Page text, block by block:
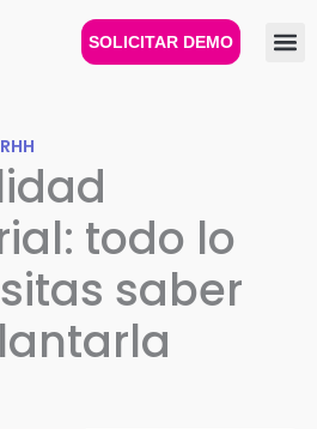
SOLICITAR DEMO
todo lo
saber